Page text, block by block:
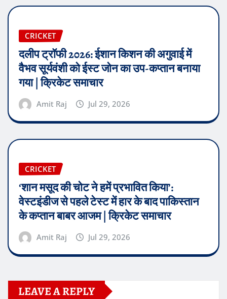
CRICKET
दलीप ट्रॉफी 2026: ईशान किशन की अगुवाई में
वैभव सूर्यवंशी को ईस्ट जोन का उप-कप्तान बनाया
गया | क्रिकेट समाचार
Amit Raj Jul 29, 2026
CRICKET
‘शान मसूद की चोट ने हमें प्रभावित किया’:
वेस्टइंडीज से पहले टेस्ट में हार के बाद पाकिस्तान
के कप्तान बाबर आजम | क्रिकेट समाचार
Amit Raj Jul 29, 2026
LEAVE A REPLY